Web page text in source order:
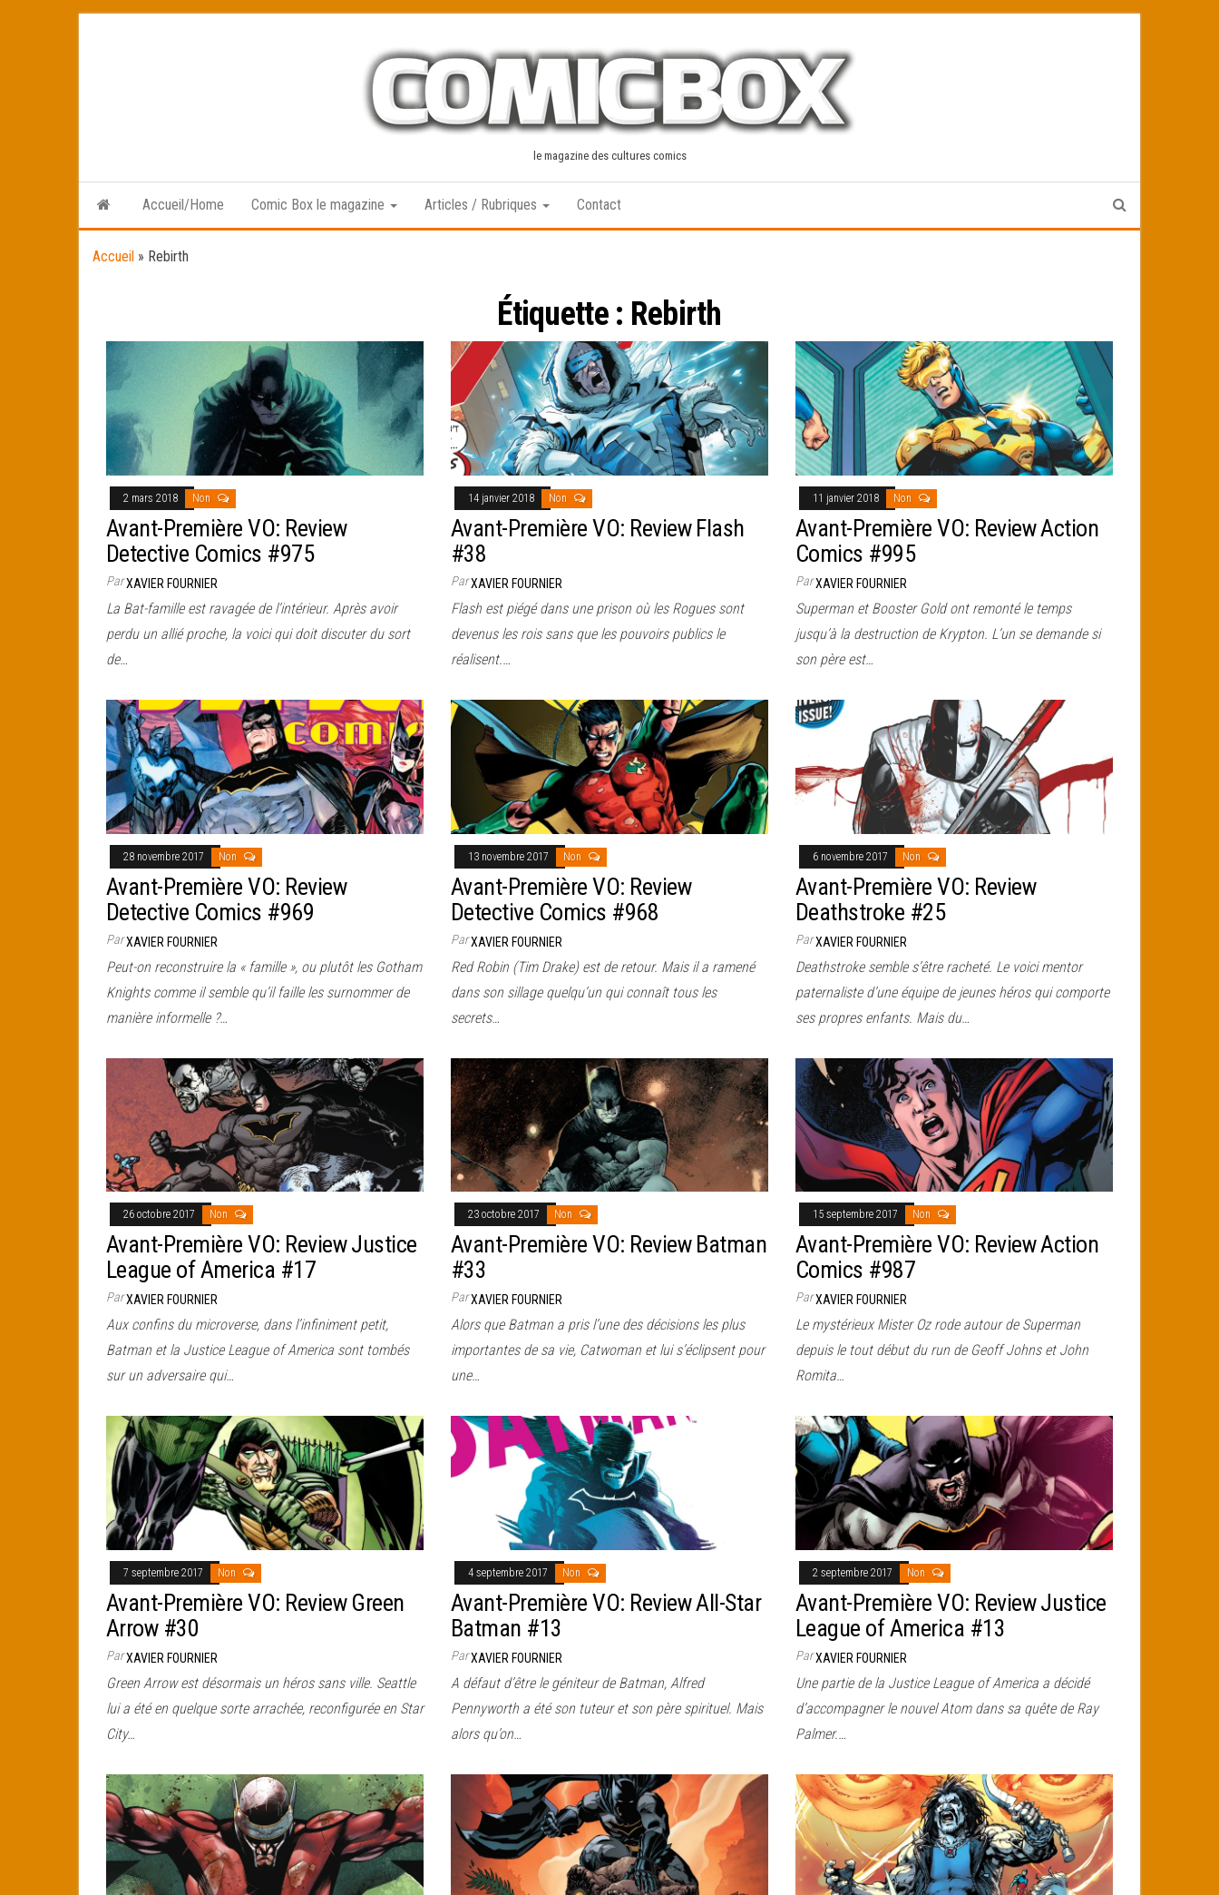
le magazine des cultures comics
Accueil/Home Comic Box le magazine Articles / Rubriques Contact
Accueil » Rebirth
Étiquette : Rebirth
2 mars 2018 Non
Avant-Première VO: Review
Detective Comics #975
ParXAVIER FOURNIER
La Bat-famille est ravagée de l’intérieur. Après avoir
perdu un allié proche, la voici qui doit discuter du sort
de…
14 janvier 2018 Non
Avant-Première VO: Review Flash
#38
ParXAVIER FOURNIER
Flash est piégé dans une prison où les Rogues sont
devenus les rois sans que les pouvoirs publics le
réalisent.…
11 janvier 2018 Non
Avant-Première VO: Review Action
Comics #995
ParXAVIER FOURNIER
Superman et Booster Gold ont remonté le temps
jusqu’à la destruction de Krypton. L’un se demande si
son père est…
28 novembre 2017 Non
Avant-Première VO: Review
Detective Comics #969
ParXAVIER FOURNIER
Peut-on reconstruire la « famille », ou plutôt les Gotham
Knights comme il semble qu’il faille les surnommer de
manière informelle ?…
13 novembre 2017 Non
Avant-Première VO: Review
Detective Comics #968
ParXAVIER FOURNIER
Red Robin (Tim Drake) est de retour. Mais il a ramené
dans son sillage quelqu’un qui connaît tous les
secrets…
6 novembre 2017 Non
Avant-Première VO: Review
Deathstroke #25
ParXAVIER FOURNIER
Deathstroke semble s’être racheté. Le voici mentor
paternaliste d’une équipe de jeunes héros qui comporte
ses propres enfants. Mais du…
26 octobre 2017 Non
Avant-Première VO: Review Justice
League of America #17
ParXAVIER FOURNIER
Aux confins du microverse, dans l’infiniment petit,
Batman et la Justice League of America sont tombés
sur un adversaire qui…
23 octobre 2017 Non
Avant-Première VO: Review Batman
#33
ParXAVIER FOURNIER
Alors que Batman a pris l’une des décisions les plus
importantes de sa vie, Catwoman et lui s’éclipsent pour
une…
15 septembre 2017 Non
Avant-Première VO: Review Action
Comics #987
ParXAVIER FOURNIER
Le mystérieux Mister Oz rode autour de Superman
depuis le tout début du run de Geoff Johns et John
Romita…
7 septembre 2017 Non
Avant-Première VO: Review Green
Arrow #30
ParXAVIER FOURNIER
Green Arrow est désormais un héros sans ville. Seattle
lui a été en quelque sorte arrachée, reconfigurée en Star
City…
4 septembre 2017 Non
Avant-Première VO: Review All-Star
Batman #13
ParXAVIER FOURNIER
A défaut d’être le géniteur de Batman, Alfred
Pennyworth a été son tuteur et son père spirituel. Mais
alors qu’on…
2 septembre 2017 Non
Avant-Première VO: Review Justice
League of America #13
ParXAVIER FOURNIER
Une partie de la Justice League of America a décidé
d’accompagner le nouvel Atom dans sa quête de Ray
Palmer.…